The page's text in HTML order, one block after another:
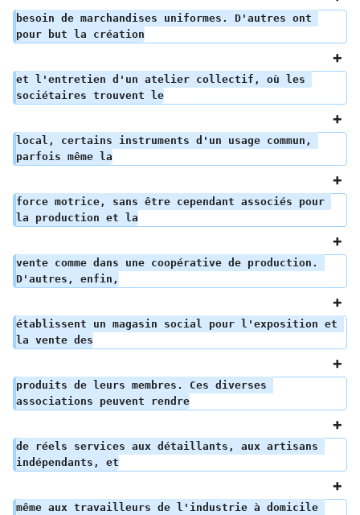
besoin de marchandises uniformes. D'autres ont
pour but la création
et l'entretien d'un atelier collectif, où les
sociétaires trouvent le
local, certains instruments d'un usage commun,
parfois même la
force motrice, sans être cependant associés pour
la production et la
vente comme dans une coopérative de production.
D'autres, enfin,
établissent un magasin social pour l'exposition et
la vente des
produits de leurs membres. Ces diverses
associations peuvent rendre
de réels services aux détaillants, aux artisans
indépendants, et
même aux travailleurs de l'industrie à domicile